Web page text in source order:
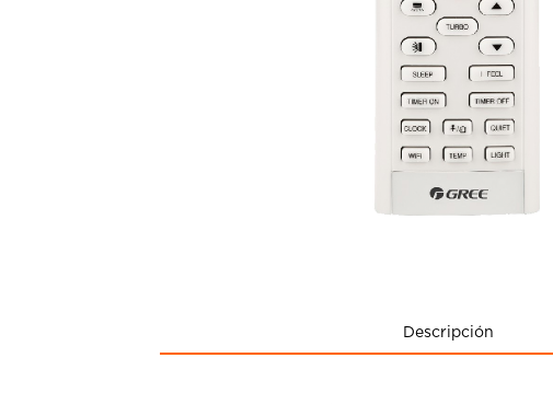
Descripción